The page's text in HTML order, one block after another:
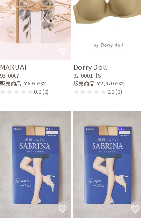
MARUAI
93-0007
販売商品 ￥693 (税込)
0.0(0)
Dorry Doll
92-0001［S］
販売商品 ￥2,970 (税込)
0.0(0)